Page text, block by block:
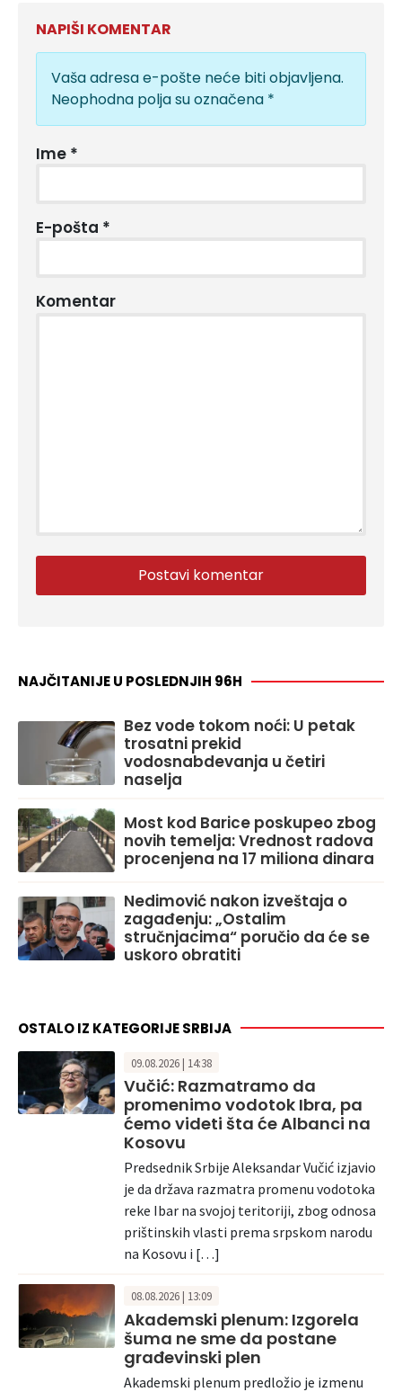
NAPIŠI KOMENTAR
Vaša adresa e-pošte neće biti objavljena.
Neophodna polja su označena *
Ime *
E-pošta *
Komentar
NAJČITANIJE U POSLEDNJIH 96H
Bez vode tokom noći: U petak
trosatni prekid
vodosnabdevanja u četiri
naselja
Most kod Barice poskupeo zbog
novih temelja: Vrednost radova
procenjena na 17 miliona dinara
Nedimović nakon izveštaja o
zagađenju: „Ostalim
stručnjacima“ poručio da će se
uskoro obratiti
OSTALO IZ KATEGORIJE SRBIJA
09.08.2026 | 14:38
Vučić: Razmatramo da
promenimo vodotok Ibra, pa
ćemo videti šta će Albanci na
Kosovu
Predsednik Srbije Aleksandar Vučić izjavio
je da država razmatra promenu vodotoka
reke Ibar na svojoj teritoriji, zbog odnosa
prištinskih vlasti prema srpskom narodu
na Kosovu i […]
08.08.2026 | 13:09
Akademski plenum: Izgorela
šuma ne sme da postane
građevinski plen
Akademski plenum predložio je izmenu